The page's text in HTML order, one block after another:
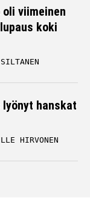
koki
hanskat
HIRVONEN